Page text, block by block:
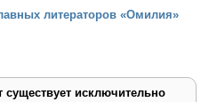
литераторов «Омилия»
исключительно